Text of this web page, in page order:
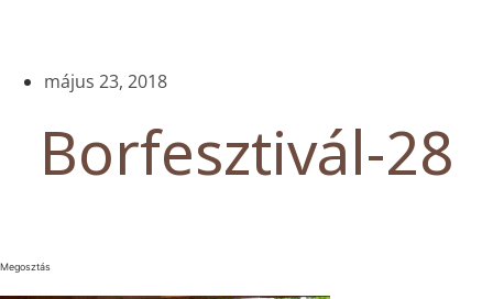
május 23, 2018
Borfesztivál-28
Megosztás